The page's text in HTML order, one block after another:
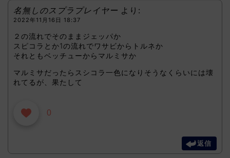
名無しのスプラプレイヤー より:
2022年11月16日 18:37
２の流れでそのままジェッパか
スピコラとか1の流れでワサビからトルネか
それともベッチューからマルミサか
マルミサだったらスシコラ一色になりそうなくらいには壊
れてるが、果たして
0
返信